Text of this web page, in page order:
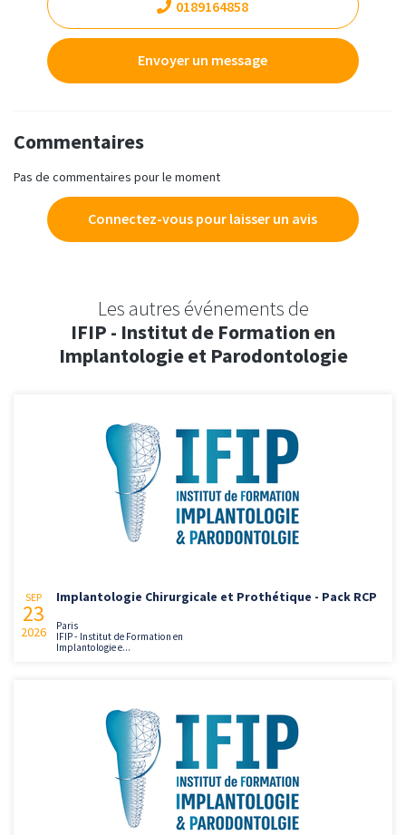
0189164858
Envoyer un message
Commentaires
Pas de commentaires pour le moment
Connectez-vous pour laisser un avis
Les autres événements de
IFIP - Institut de Formation en
Implantologie et Parodontologie
SEP
23
2026
Implantologie Chirurgicale et Prothétique - Pack RCP
Paris
IFIP - Institut de Formation en
Implantologie e...